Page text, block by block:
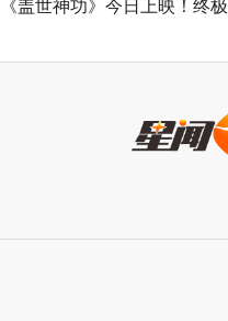
《盖世神功》今日上映！终极